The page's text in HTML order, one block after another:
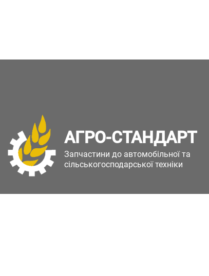
АГРО-СТАНДАРТ
Запчастини до автомобільної та
сільськогосподарської техніки